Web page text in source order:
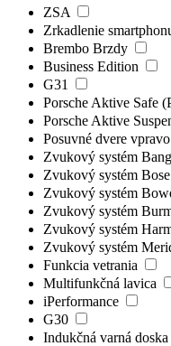
ZSA
Zrkadlenie
Brembo Brzdy
Business Edition
G31
Porsche Aktive Safe
Porsche Aktive
Posuvné dvere vpravo
Zvukový systém
Zvukový systém Bose
Zvukový systém
Zvukový systém
Zvukový systém
Zvukový systém
Funkcia vetrania
Multifunkčná lavica
iPerformance
G30
Indukčná varná doska